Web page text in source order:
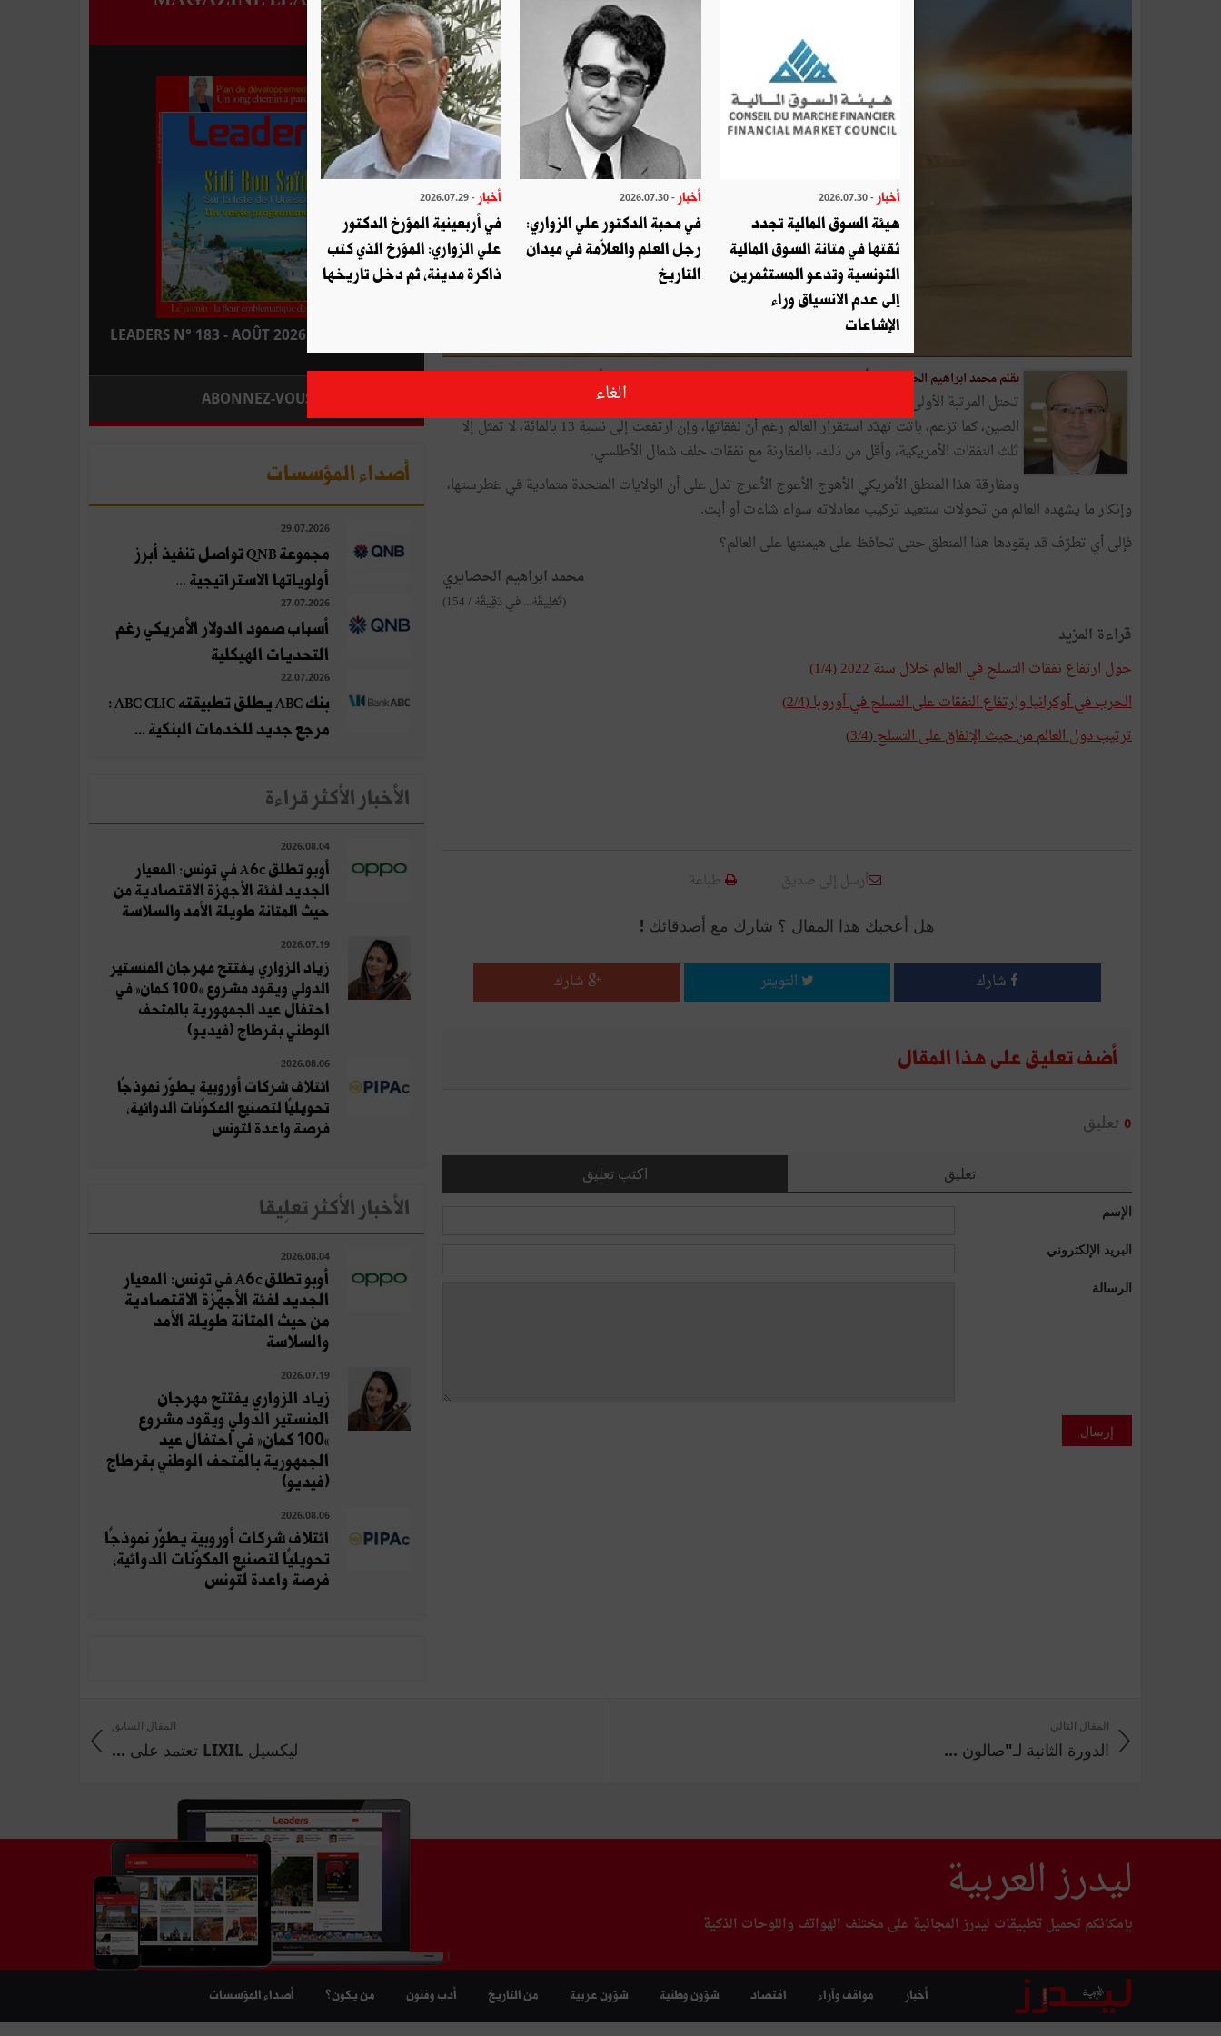
بقلم محمد ابراهيم الحصايري - أكبرُ المفارقات التي يكشف عنها هذا الترتيب هي أن الولايات المتحدة التي
تحتل المرتبة الأولى على صعيد الإنفاق العالمي على التسلح بنسبة 39 بالمائة، تقيم الدنيا وتقعدها لأنّ
الصين، كما تزعم، باتت تهدّد استقرار العالم رغم أنّ نفقاتها، وإن ارتفعت إلى نسبة 13 بالمائة، لا تمثل إلا
ثلث النفقات الأمريكية، وأقل من ذلك، بالمقارنة مع نفقات حلف شمال الأطلسي.
ومفارقة هذا المنطق الأمريكي الأهوج الأعوج الأعرج تدل على أن الولايات المتحدة متمادية في غطرستها،
وإنكار ما يشهده العالم من تحولات ستعيد تركيب معادلاته سواء شاءت أو أبت.
فإلى أي تطرّف قد يقودها هذا المنطق حتى تحافظ على هيمنتها على العالم؟
محمد ابراهيم الحصايري
(تَعْلِيقَهْ... في دَقِيقَهْ / 154)
قراءة المزيد
حول ارتفاع نفقات التسلح في العالم خلال سنة 2022 (1/4)
الحرب في أوكرانيا وارتفاع النفقات على التسلح في أوروبا (2/4)
ترتيب دول العالم من حيث الإنفاق على التسلح (3/4)
أرسل إلى صديق طباعة
هل أعجبك هذا المقال ؟ شارك مع أصدقائك !
شارك التويتر شارك
أضف تعليق على هذا المقال
0 تعليق
اكتب تعليق تعليق
الإسم
البريد الإلكتروني
الرسالة
إرسال
LEADERS N° 183 - AOÛT 2026 : EN KIOSQUE
ABONNEZ-VOUS
أصداء المؤسسات
29.07.2026
مجموعة QNB تواصل تنفيذ أبرز
أولوياتها الاستراتيجية ...
27.07.2026
أسباب صمود الدولار الأمريكي رغم
التحديات الهيكلية
22.07.2026
بنك ABC يطلق تطبيقته ABC CLIC :
مرجع جديد للخدمات البنكية ...
الأخبار الأكثر قراءة
2026.08.04
أوبو تطلق A6c في تونس: المعيار
الجديد لفئة الأجهزة الاقتصادية من
حيث المتانة طويلة الأمد والسلاسة
2026.07.19
زياد الزواري يفتتح مهرجان المنستير
الدولي ويقود مشروع «100 كمان» في
احتفال عيد الجمهورية بالمتحف
الوطني بقرطاج (فيديو)
2026.08.06
ائتلاف شركات أوروبية يطوّر نموذجًا
تحويليًا لتصنيع المكوّنات الدوائية،
فرصة واعدة لتونس
الأخبار الأكثر تعلِيقا
2026.08.04
أوبو تطلق A6c في تونس: المعيار
الجديد لفئة الأجهزة الاقتصادية
من حيث المتانة طويلة الأمد
والسلاسة
2026.07.19
زياد الزواري يفتتح مهرجان
المنستير الدولي ويقود مشروع
«100 كمان» في احتفال عيد
الجمهورية بالمتحف الوطني بقرطاج
(فيديو)
2026.08.06
ائتلاف شركات أوروبية يطوّر نموذجًا
تحويليًا لتصنيع المكوّنات الدوائية،
فرصة واعدة لتونس
المقال السابق
ليكسيل LIXIL تعتمد على ...
المقال التالي
الدورة الثانية لـ"صالون ...
ليدرز العربية
بإمكانكم تحميل تطبيقات ليدرز المجانية على مختلف الهواتف واللوحات الذكية
أخبار مواقف وآراء اقتصاد شؤون وطنية شؤون عربية من التاريخ أدب وفنون من يكون؟ أصداء المؤسسات
أخبار - 2026.07.30
هيئة السوق المالية تجدد
ثقتها في متانة السوق المالية
التونسية وتدعو المستثمرين
إلى عدم الانسياق وراء
الإشاعات
أخبار - 2026.07.30
في محبة الدكتور علي الزواري:
رجل العلم والعلاّمة في ميدان
التاريخ
أخبار - 2026.07.29
في أربعينية المؤرخ الدكتور
علي الزواري: المؤرخ الذي كتب
ذاكرة مدينة، ثم دخل تاريخها
الغاء